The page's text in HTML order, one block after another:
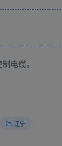
电缆。
辽宁